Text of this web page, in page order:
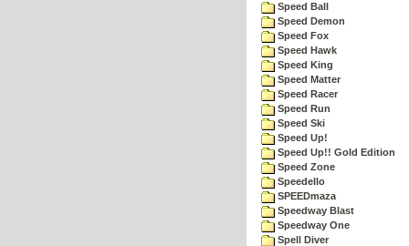
Speed Ball
Speed Demon
Speed Fox
Speed Hawk
Speed King
Speed Matter
Speed Racer
Speed Run
Speed Ski
Speed Up!
Speed Up!! Gold Edition
Speed Zone
Speedello
SPEEDmaza
Speedway Blast
Speedway One
Spell Diver